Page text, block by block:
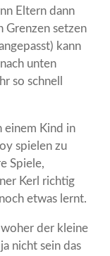
Eltern dann
Grenzen setzen
kann
unten
so schnell
einem Kind in
spielen zu
Spiele,
Kerl richtig
etwas lernt.
woher der kleine
nicht sein das